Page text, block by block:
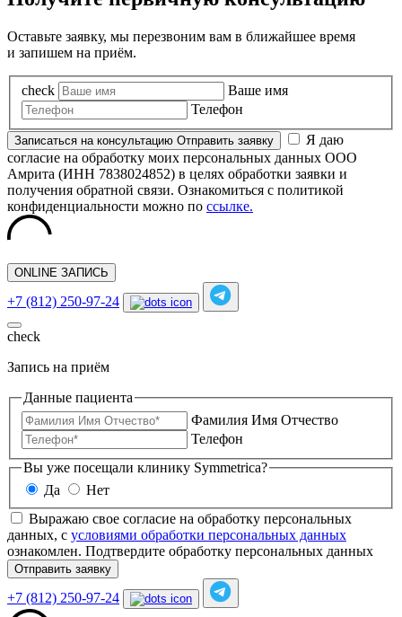
Оставьте заявку, мы перезвоним вам в ближайшее время
и запишем на приём.
check
Ваше имя
Телефон
Записаться на консультацию Отправить заявку
Я даю
согласие на обработку моих персональных данных ООО
Амрита (ИНН 7838024852) в целях обработки заявки и
получения обратной связи. Ознакомиться с политикой
конфиденциальности можно по ссылке.
ONLINE ЗАПИСЬ
+7 (812) 250-97-24
check
Запись на приём
Данные пациента
Фамилия Имя Отчество
Телефон
Вы уже посещали клинику Symmetrica?
Да
Нет
Выражаю свое согласие на обработку персональных
данных, с условиями обработки персональных данных
ознакомлен. Подтвердите обработку персональных данных
Отправить заявку
+7 (812) 250-97-24